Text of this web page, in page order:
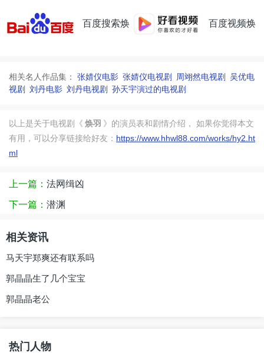
演员介绍 王沐沐的扮演者王艺荻 ：王艺荻，
资料
陈玺旭 饰乔陆生
百度搜索焕 百度视频焕
相关名人作品集： 张婧仪电影 张婧仪电视剧 周翊然电视剧
吴优电
视剧
刘丹电影 刘丹电视剧 孙天宇演过的电视剧
以上是关于电视剧《 焕羽 》的演员表和剧情介绍， 如果你觉得本文
有用，可以分享链接给好友： https://www.hhwl88.com/works/hy2.ht
ml
上一篇： 法网缉凶
下一篇： 潜渊
相关资讯
马天宇郑爽还有联系吗
郭晶晶生了几个宝宝
郭晶晶老公
热门人物